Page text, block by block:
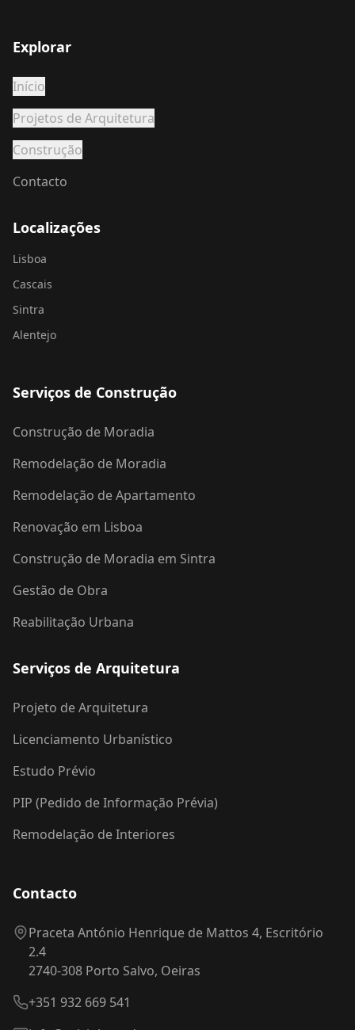
Explorar
Início
Projetos de Arquitetura
Construção
Contacto
Localizações
Lisboa
Cascais
Sintra
Alentejo
Serviços de Construção
Construção de Moradia
Remodelação de Moradia
Remodelação de Apartamento
Renovação em Lisboa
Construção de Moradia em Sintra
Gestão de Obra
Reabilitação Urbana
Serviços de Arquitetura
Projeto de Arquitetura
Licenciamento Urbanístico
Estudo Prévio
PIP (Pedido de Informação Prévia)
Remodelação de Interiores
Contacto
Praceta António Henrique de Mattos 4, Escritório
2.4
2740-308 Porto Salvo, Oeiras
+351 932 669 541